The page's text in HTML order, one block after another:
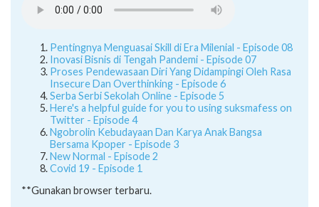
Pentingnya Menguasai Skill di Era Milenial - Episode 08
Inovasi Bisnis di Tengah Pandemi - Episode 07
Proses Pendewasaan Diri Yang Didampingi Oleh Rasa
Insecure Dan Overthinking - Episode 6
Serba Serbi Sekolah Online - Episode 5
Here's a helpful guide for you to using suksmafess on
Twitter - Episode 4
Ngobrolin Kebudayaan Dan Karya Anak Bangsa
Bersama Kpoper - Episode 3
New Normal - Episode 2
Covid 19 - Episode 1
**Gunakan browser terbaru.